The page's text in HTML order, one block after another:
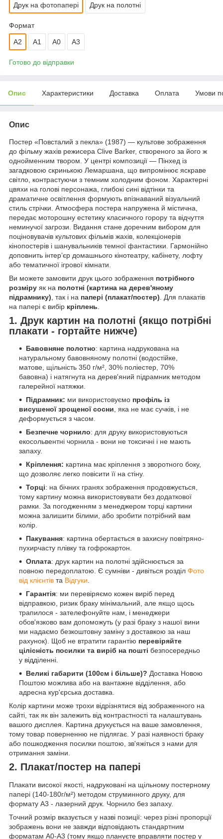
Друк на фотопапері Друк на полотні
Формат
A2 А1 A0 A3
Готово до відправки
Опис Характеристики Доставка Оплата Умови
Опис
Постер «Повсталий з пекла» (1987) — культове зображення
до фільму жахів режисера Clive Barker, створеного за його ж
однойменним твором. У центрі композиції — Пінхед із
загадковою скринькою Лемаршана, що випромінює яскраве
світло, контрастуючи з темним холодним фоном. Характерні
цвяхи на голові персонажа, глибокі сині відтінки та
драматичне освітлення формують впізнаваний візуальний
стиль стрічки. Атмосфера постера напружена й містична,
передає моторошну естетику класичного горору та відчуття
неминучої загрози. Видання стане доречним вибором для
поціновувачів культових фільмів жахів, колекціонерів
кінопостерів і шанувальників темної фантастики. Гармонійно
доповнить інтер’єр домашнього кінотеатру, кабінету, лофту
або тематичної ігрової кімнати.
Ви можете замовити друк цього зображення потрібного
розміру як на полотні (картина на дерев'яному
підрамнику) , так і на папері (плакат/постер) . Для плакатів
на папері є вибір кріплень
1. Друк картин на полотні (якщо потрібні
плакати - гортайте нижче)
Бавовняне полотно: картина надрукована на
натуральному бавовняному полотні (водостійке,
матове, щільність 350 г/м², 30% поліестер, 70%
бавовна) і натягнута на дерев'яний підрамник методом
галерейної натяжки.
Підрамник: ми використовуємо профіль із
висушеної зрощеної сосни, яка не має сучків, і не
деформується з часом.
Безпечне чорнило: для друку використовуються
екосольвентні чорнила - вони не токсичні і не мають
запаху.
Кріплення: картина має кріплення з зворотного боку,
що дозволяє легко повісити її на стіну.
Торці: на бічних гранях зображення продовжується,
тому картину можна використовувати без додаткової
рамки. За погодженням з менеджером торці картини
можна залишити білими, або зробити потрібний вам
колір.
Пакування: картина обертається в захисну повітряно-
пухирчасту плівку та гофрокартон.
Оплата: друк картин на полотні здійснюється за
повною передоплатою. Є сумніви - дивіться розділ Фото
від клієнтів та Відгуки.
Гарантія: ми перевіряємо кожен виріб перед
відправкою, ризик браку мінімальний, але якщо щось
трапилося - зателефонуйте нам, і менеджери
обов'язково вам допоможуть (у разі браку з нашої вини
ми надаємо безкоштовну заміну з доставкою за наш
рахунок). Щоб не втратити гарантію перевіряйте
цілісність посилки та виріб на пошті безпосередньо
у відділенні.
Великі габарити (100см і більше)? Доставка Новою
Поштою можлива або на вантажне відділення, або
адресна кур'єрська доставка.
Колір картини може трохи відрізнятися від зображенного на
сайті, так як він залежить від контрастності та налаштувань
вашого дисплея. Картина друкується на ваше замовлення,
тому товар поверненню не підлягає. У разі наявності браку
або пошкодження посилки поштою, зв'яжіться з нами для
отримання заміни.
2. Плакат/постер на папері
Плакати високої якості, надруковані на щільному постерному
папері (140-180г/м²) методом струминного друку, для
формату А3 - лазерний друк. Чорнило без запаху.
Точний розмір вказується у назві позиції: через різні пропорції
зображень вони не завжди відповідають стандартним
форматам А0-А3 (тому якщо плануєте вправляти постер у